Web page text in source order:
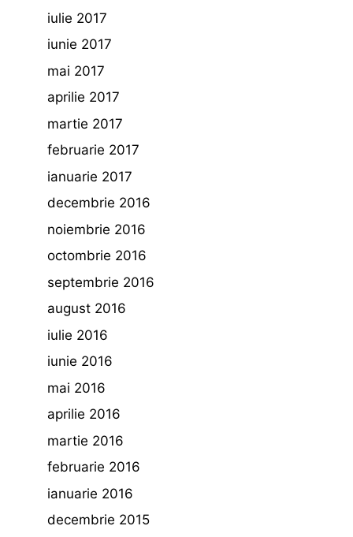
iulie 2017
iunie 2017
mai 2017
aprilie 2017
martie 2017
februarie 2017
ianuarie 2017
decembrie 2016
noiembrie 2016
octombrie 2016
septembrie 2016
august 2016
iulie 2016
iunie 2016
mai 2016
aprilie 2016
martie 2016
februarie 2016
ianuarie 2016
decembrie 2015